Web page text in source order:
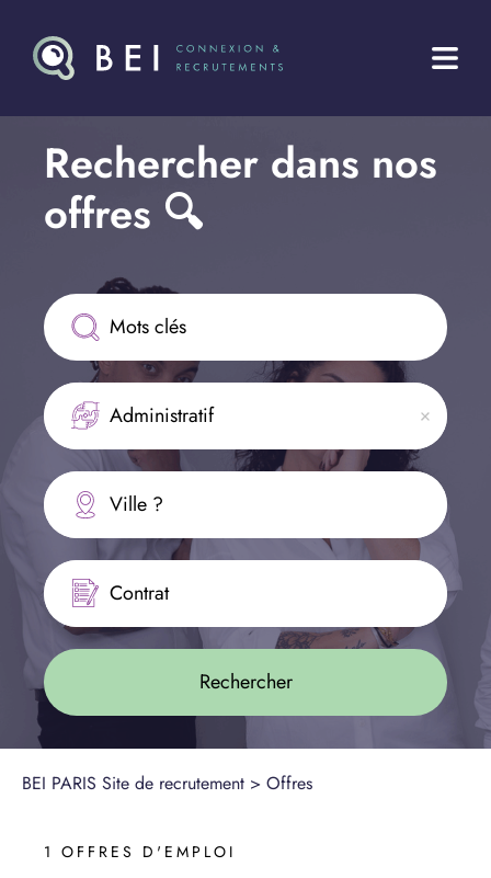
Rechercher dans nos
offres 🔍
Administratif
Ville ?
Contrat
BEI PARIS Site de recrutement > Offres
1 OFFRES D'EMPLOI